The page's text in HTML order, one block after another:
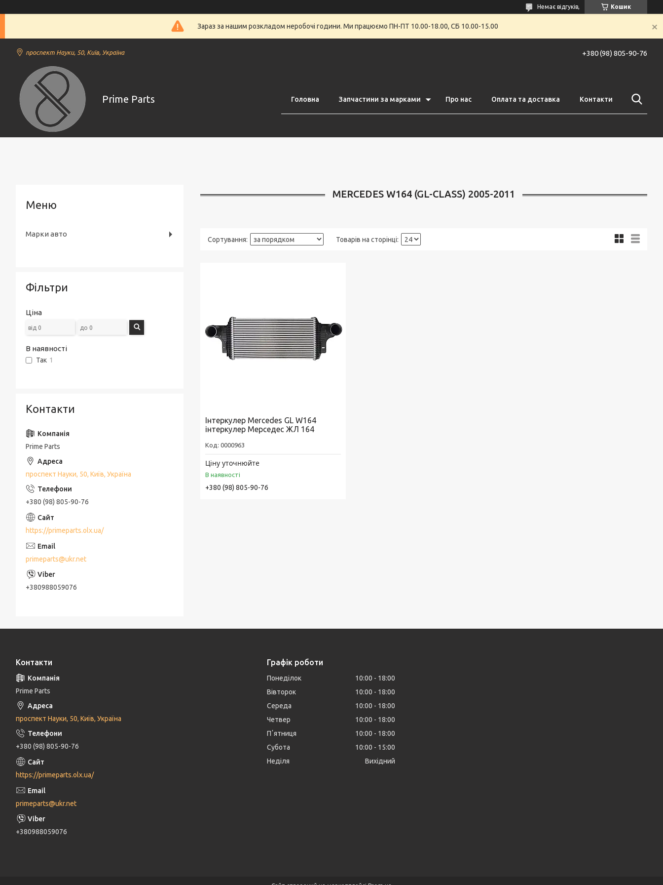
Кошик
Немає відгуків,
Зараз за нашим розкладом неробочі години. Ми працюємо ПН-ПТ 10.00-18.00, СБ 10.00-15.00
проспект Науки, 50, Київ, Україна +380 (98) 805-90-76
Prime Parts Головна Запчастини за марками Про нас Оплата та доставка Контакти
MERCEDES W164 (GL-CLASS) 2005-2011
Інтеркулер Mercedes GL W164
інтеркулер Мерседес ЖЛ 164
0000963
Ціну уточнюйте
В наявності
+380 (98) 805-90-76
Марки авто
Фільтри
Ціна
В наявності
Так 1
Контакти
Prime Parts
проспект Науки, 50, Київ, Україна
+380 (98) 805-90-76
https://primeparts.olx.ua/
primeparts@ukr.net
+380988059076
Контакти
Prime Parts
проспект Науки, 50, Київ, Україна
+380 (98) 805-90-76
https://primeparts.olx.ua/
primeparts@ukr.net
+380988059076
Графік роботи
Понеділок 10:00
18:00
Вівторок
10:00
18:00
Середа
10:00
18:00
Четвер
10:00
18:00
Пʼятниця
10:00
18:00
Субота
10:00
15:00
Неділя
Вихідний